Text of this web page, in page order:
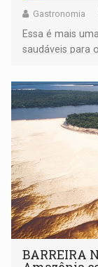
Gastronomia
Essa é mais
saudáveis para
BARREIRA